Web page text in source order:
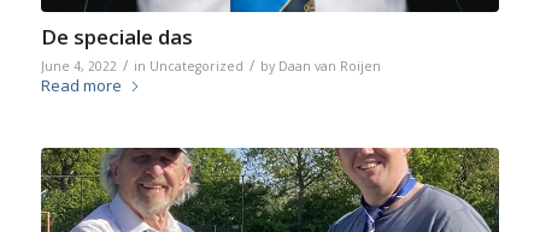
De speciale das
June 4, 2022 / in Uncategorized / by Daan van Roijen
Read more